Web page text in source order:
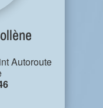
Autoroute